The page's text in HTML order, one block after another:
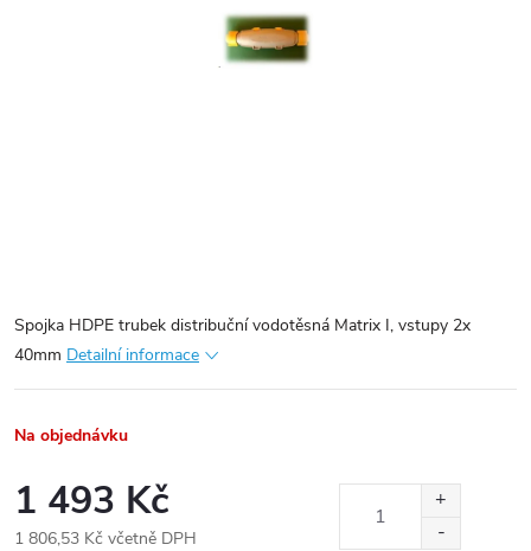
Spojka HDPE trubek distribuční vodotěsná Matrix I, vstupy 2x
40mm Detailní informace
Na objednávku
1 493 Kč
1 806,53 Kč včetně DPH